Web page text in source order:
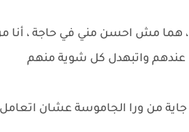
، هما مش احسن مني في حاجة ،
واتبهدل كل شوية منهم
جاية من ورا الجاموسة عشان